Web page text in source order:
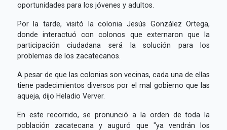
oportunidades para los jóvenes y adultos.
Por la tarde, visitó la colonia Jesús González Ortega,
donde interactuó con colonos que externaron que la
participación ciudadana será la solución para los
problemas de los zacatecanos.
A pesar de que las colonias son vecinas, cada una de ellas
tiene padecimientos diversos por el mal gobierno que las
aqueja, dijo Heladio Verver.
En este recorrido, se pronunció a la orden de toda la
población zacatecana y auguró que "ya vendrán los